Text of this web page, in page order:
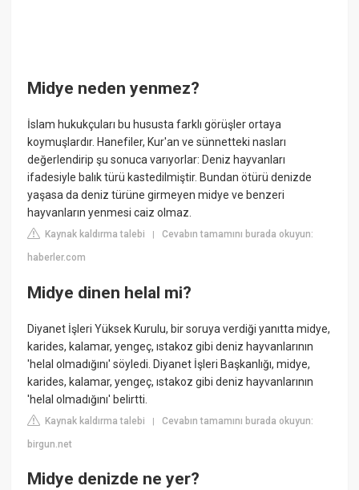
Midye neden yenmez?
İslam hukukçuları bu hususta farklı görüşler ortaya
koymuşlardır. Hanefiler, Kur'an ve sünnetteki nasları
değerlendirip şu sonuca varıyorlar: Deniz hayvanları
ifadesiyle balık türü kastedilmiştir. Bundan ötürü denizde
yaşasa da deniz türüne girmeyen midye ve benzeri
hayvanların yenmesi caiz olmaz.
Kaynak kaldırma talebi |Cevabın tamamını burada okuyun:
haberler.com
Midye dinen helal mi?
Diyanet İşleri Yüksek Kurulu, bir soruya verdiği yanıtta midye,
karides, kalamar, yengeç, ıstakoz gibi deniz hayvanlarının
'helal olmadığını' söyledi. Diyanet İşleri Başkanlığı, midye,
karides, kalamar, yengeç, ıstakoz gibi deniz hayvanlarının
'helal olmadığını' belirtti.
Kaynak kaldırma talebi |Cevabın tamamını burada okuyun:
birgun.net
Midye denizde ne yer?